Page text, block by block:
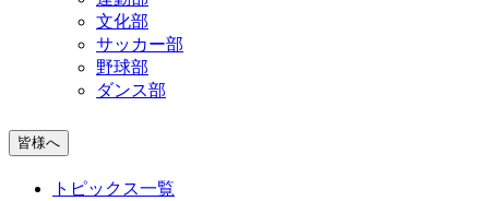
文化部
サッカー部
野球部
ダンス部
皆様へ
トピックス一覧